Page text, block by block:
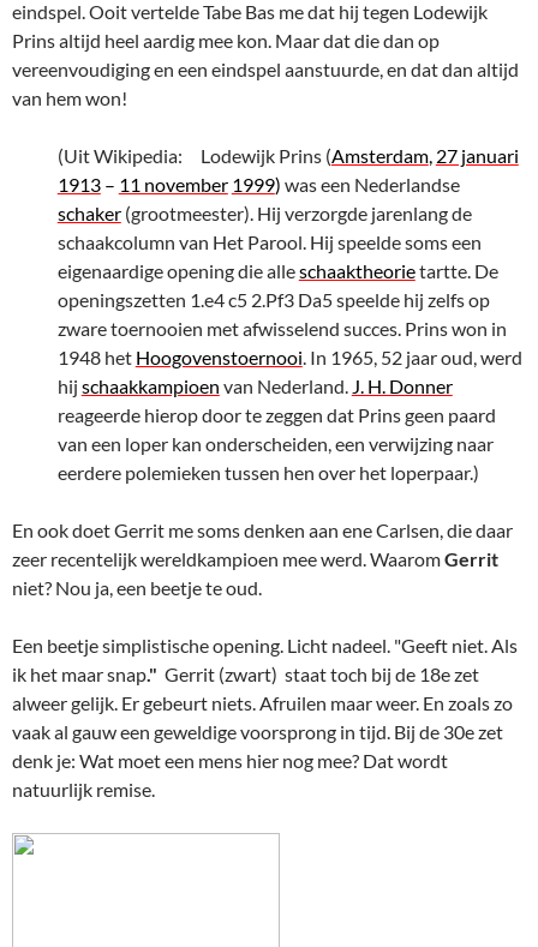
eindspel. Ooit vertelde Tabe Bas me dat hij tegen Lodewijk
Prins altijd heel aardig mee kon. Maar dat die dan op
vereenvoudiging en een eindspel aanstuurde, en dat dan altijd
van hem won!
(Uit Wikipedia: Lodewijk Prins (Amsterdam, 27 januari
1913– 11 november 1999) was een Nederlandse
schaker(grootmeester). Hij verzorgde jarenlang de
schaakcolumn van Het Parool. Hij speelde soms een
eigenaardige opening die alleschaaktheorietartte. De
openingszetten 1.e4 c5 2.Pf3 Da5 speelde hij zelfs op
zware toernooien met afwisselend succes. Prins won in
1948 het Hoogovenstoernooi. In 1965, 52 jaar oud, werd
hij schaakkampioen van Nederland. J. H. Donner
reageerde hierop door te zeggen dat Prins geen paard
van een loper kan onderscheiden, een verwijzing naar
eerdere polemieken tussen hen over het loperpaar.)
En ook doet Gerrit me soms denken aan ene Carlsen, die daar
zeer recentelijk wereldkampioen mee werd. WaaromGerrit
niet? Nou ja, een beetje te oud.
Een beetje simplistische opening. Licht nadeel. "Geeft niet. Als
ik het maar snap." Gerrit (zwart) staat toch bij de 18e zet
alweer gelijk. Er gebeurt niets. Afruilen maar weer. En zoals zo
vaak al gauw een geweldige voorsprong in tijd. Bij de 30e zet
denk je: Wat moet een mens hier nog mee? Dat wordt
natuurlijk remise.